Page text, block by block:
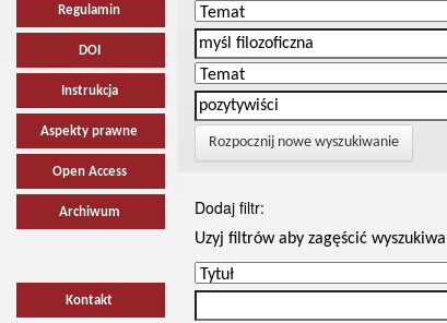
Regulamin
DOI
Instrukcja
Aspekty prawne
Open Access
Archiwum
Kontakt
Rozpocznij nowe wyszukiwanie
Dodaj filtr:
Uzyj filtrów aby zagęścić